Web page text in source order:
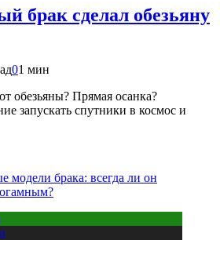
брак сделал обезьяну
01 мин
обезьяны? Прямая осанка?
запускать спутники в космос и